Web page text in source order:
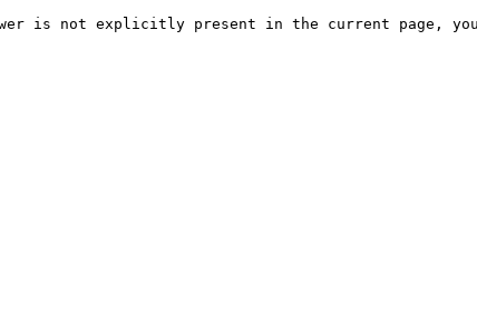
is not explicitly present in the current